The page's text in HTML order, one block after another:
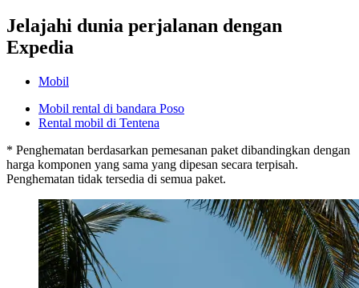
Jelajahi dunia perjalanan dengan
Expedia
Mobil
Mobil rental di bandara Poso
Rental mobil di Tentena
* Penghematan berdasarkan pemesanan paket dibandingkan dengan
harga komponen yang sama yang dipesan secara terpisah.
Penghematan tidak tersedia di semua paket.